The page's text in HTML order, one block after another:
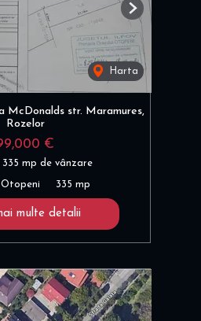
Harta
Next
McDonalds str. Maramures,
Rozelor
€
335 mp de vânzare
335 mp
multe detalii